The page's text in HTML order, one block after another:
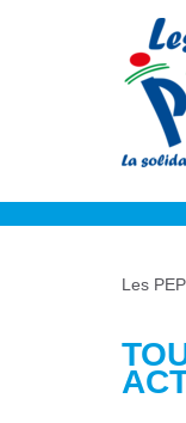
Les PEP